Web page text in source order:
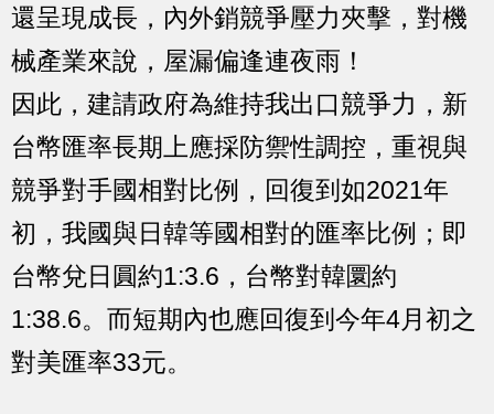
還呈現成長，內外銷競爭壓力夾擊，對機
械產業來說，屋漏偏逢連夜雨！
因此，建請政府為維持我出口競爭力，新
台幣匯率長期上應採防禦性調控，重視與
競爭對手國相對比例，回復到如2021年
初，我國與日韓等國相對的匯率比例；即
台幣兌日圓約1:3.6，台幣對韓圜約
1:38.6。而短期內也應回復到今年4月初之
對美匯率33元。